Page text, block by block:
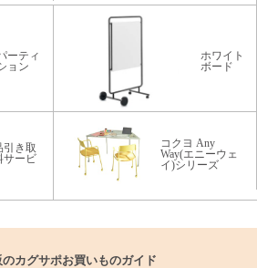
ーティ
ョン
ホワイト
ボード
引き取
サービ
コクヨ Any
Way(エニーウェ
イ)シリーズ
カグサポお買いものガイド